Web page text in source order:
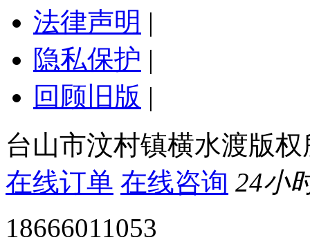
法律声明 |
隐私保护 |
回顾旧版 |
台山市汶村镇横水渡版
在线订单 在线咨询 24小
18666011053